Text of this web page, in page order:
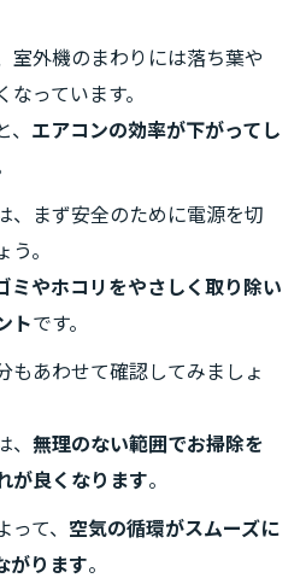
室外機のまわりには落ち葉や
っています。
エアコンの効率が下がってし
、まず安全のために電源を切
。
ミやホコリをやさしく取り除い
トです。
もあわせて確認してみましょ
無理のない範囲でお掃除を
が良くなります。
て、 空気の循環がスムーズに
がります。